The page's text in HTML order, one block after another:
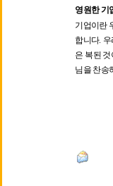
영원한 기
기업이란
합니다.
은 복된
님을 찬송